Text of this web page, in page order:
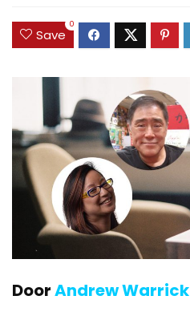
Save
0
DoorAndrew Warrick